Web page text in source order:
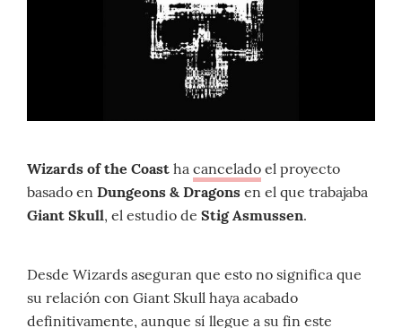
Wizards of the Coast ha cancelado el proyecto
basado en Dungeons & Dragons en el que trabajaba
Giant Skull, el estudio de Stig Asmussen.
Desde Wizards aseguran que esto no significa que
su relación con Giant Skull haya acabado
definitivamente, aunque sí llegue a su fin este